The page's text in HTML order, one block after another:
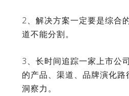
2、解决方案一定要是综合
道不能分割。
3、长时间追踪一家上市公
的产品、渠道、品牌演化
洞察力。